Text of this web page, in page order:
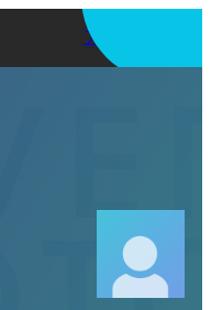
アプリを使う